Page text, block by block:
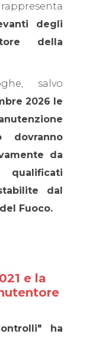
rappresenta
degli
della
salvo
2026 le
dovranno
da
dal
Fuoco.
e la
ha